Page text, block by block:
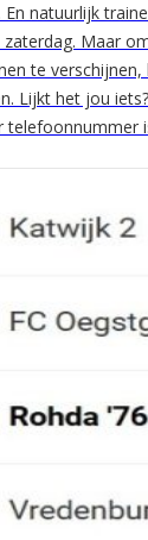
En natuurlijk
Maar
te
Lijkt het jou
telefoonnummer